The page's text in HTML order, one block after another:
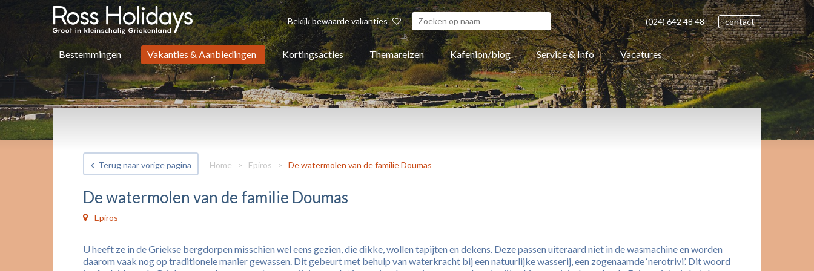
Bekijk bewaarde vakanties (024)642 4848 contact
Bestemmingen Vakanties & Aanbiedingen Kortingsacties Themareizen Kafenion/blog Service & Info Vacatures
Terug naar vorige pagina Home > Epiros > De watermolen van de familie Doumas
De watermolen van de familie Doumas
Epiros
U heeft ze in de Griekse bergdorpen misschien wel eens gezien, die dikke, wollen tapijten en dekens. Deze passen uiteraard niet in de wasmachine en worden
daarom vaak nog op traditionele manier gewassen. Dit gebeurt met behulp van waterkracht bij een natuurlijke wasserij, een zogenaamde ‘nerotrivi’. Dit woord